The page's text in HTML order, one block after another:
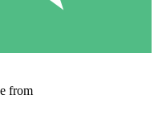
from